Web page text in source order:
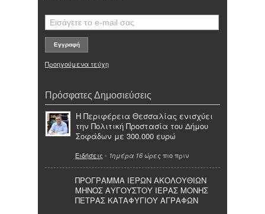
Προηγούμενα τεύχη
Πρόσφατες Δημοσιεύσεις
Η Περιφέρεια Θεσσαλίας ενισχύει
την Πολιτική Προστασία του Δήμου
Σοφάδων με 300.000 ευρώ
Ειδήσεις - 1ημέρα 16 ώρες πιο πριν
ΠΡΟΓΡΑΜΜΑ ΙΕΡΩΝ ΑΚΟΛΟΥΘΙΩΝ
ΜΗΝΟΣ ΑΥΓΟΥΣΤΟΥ ΙΕΡΑΣ ΜΟΝΗΣ
ΠΕΤΡΑΣ ΚΑΤΑΦΥΓΙΟΥ ΑΓΡΑΦΩΝ